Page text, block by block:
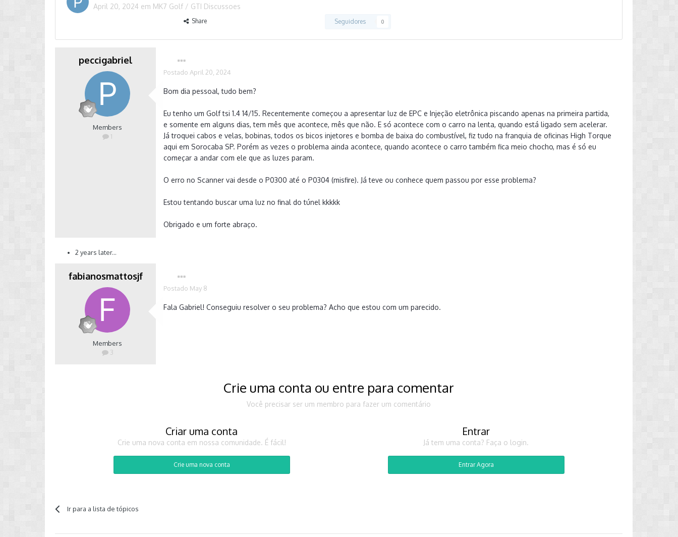
April 20, 2024 em MK7 Golf / GTI Discussoes
Share Seguidores 0
peccigabriel
Members
1
Postado April 20, 2024
Bom dia pessoal, tudo bem?
Eu tenho um Golf tsi 1.4 14/15. Recentemente começou a apresentar luz de EPC e Injeção eletrônica piscando apenas na primeira partida,
e somente em alguns dias, tem mês que acontece, mês que não. E só acontece com o carro na lenta, quando está ligado sem acelerar.
Já troquei cabos e velas, bobinas, todos os bicos injetores e bomba de baixa do combustível, fiz tudo na franquia de oficinas High Torque
aqui em Sorocaba SP. Porém as vezes o problema ainda acontece, quando acontece o carro também fica meio chocho, mas é só eu
começar a andar com ele que as luzes param.
O erro no Scanner vai desde o P0300 até o P0304 (misfire). Já teve ou conhece quem passou por esse problema?
Estou tentando buscar uma luz no final do túnel kkkkk
Obrigado e um forte abraço.
2 years later...
fabianosmattosjf
Members
3
Postado May 8
Fala Gabriel! Conseguiu resolver o seu problema? Acho que estou com um parecido.
Crie uma conta ou entre para comentar
Você precisar ser um membro para fazer um comentário
Criar uma conta
Crie uma nova conta em nossa comunidade. É fácil!
Crie uma nova conta
Entrar
Já tem uma conta? Faça o login.
Entrar Agora
Ir para a lista de tópicos